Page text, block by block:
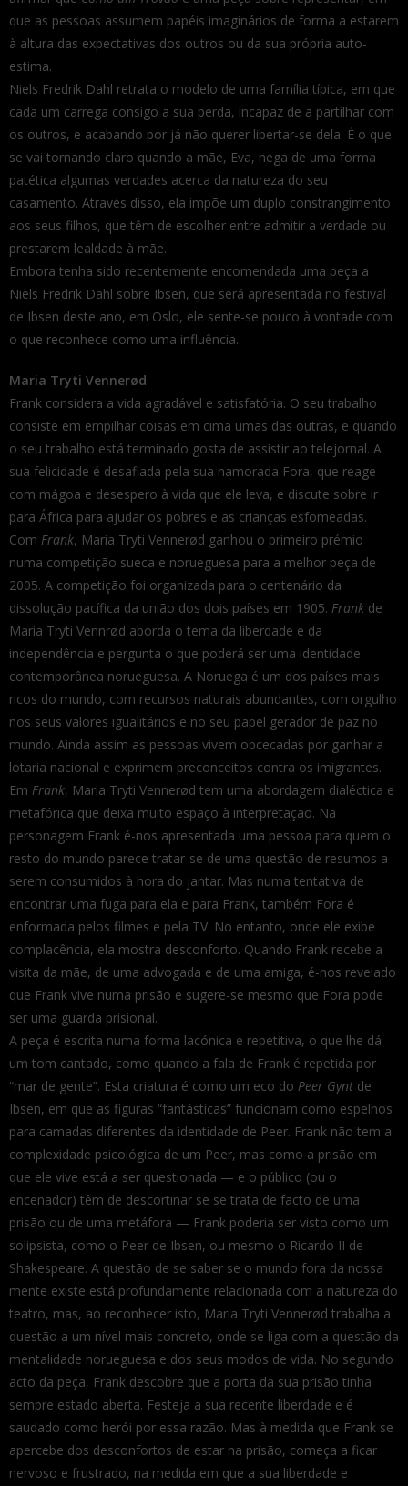
que as pessoas assumem papéis imaginários de forma a estarem
à altura das expectativas dos outros ou da sua própria auto-
estima.
Niels Fredrik Dahl retrata o modelo de uma família típica, em que
cada um carrega consigo a sua perda, incapaz de a partilhar com
os outros, e acabando por já não querer libertar-se dela. É o que
se vai tornando claro quando a mãe, Eva, nega de uma forma
patética algumas verdades acerca da natureza do seu
casamento. Através disso, ela impõe um duplo constrangimento
aos seus filhos, que têm de escolher entre admitir a verdade ou
prestarem lealdade à mãe.
Embora tenha sido recentemente encomendada uma peça a
Niels Fredrik Dahl sobre Ibsen, que será apresentada no festival
de Ibsen deste ano, em Oslo, ele sente-se pouco à vontade com
o que reconhece como uma influência.
Maria Tryti Vennerød
Frank considera a vida agradável e satisfatória. O seu trabalho
consiste em empilhar coisas em cima umas das outras, e quando
o seu trabalho está terminado gosta de assistir ao telejornal. A
sua felicidade é desafiada pela sua namorada Fora, que reage
com mágoa e desespero à vida que ele leva, e discute sobre ir
para África para ajudar os pobres e as crianças esfomeadas.
Com Frank, Maria Tryti Vennerød ganhou o primeiro prémio
numa competição sueca e norueguesa para a melhor peça de
2005. A competição foi organizada para o centenário da
dissolução pacífica da união dos dois países em 1905. Frank de
Maria Tryti Vennrød aborda o tema da liberdade e da
independência e pergunta o que poderá ser uma identidade
contemporânea norueguesa. A Noruega é um dos países mais
ricos do mundo, com recursos naturais abundantes, com orgulho
nos seus valores igualitários e no seu papel gerador de paz no
mundo. Ainda assim as pessoas vivem obcecadas por ganhar a
lotaria nacional e exprimem preconceitos contra os imigrantes.
Em Frank, Maria Tryti Vennerød tem uma abordagem dialéctica e
metafórica que deixa muito espaço à interpretação. Na
personagem Frank é-nos apresentada uma pessoa para quem o
resto do mundo parece tratar-se de uma questão de resumos a
serem consumidos à hora do jantar. Mas numa tentativa de
encontrar uma fuga para ela e para Frank, também Fora é
enformada pelos filmes e pela TV. No entanto, onde ele exibe
complacência, ela mostra desconforto. Quando Frank recebe a
visita da mãe, de uma advogada e de uma amiga, é-nos revelado
que Frank vive numa prisão e sugere-se mesmo que Fora pode
ser uma guarda prisional.
A peça é escrita numa forma lacónica e repetitiva, o que lhe dá
um tom cantado, como quando a fala de Frank é repetida por
“mar de gente”. Esta criatura é como um eco do Peer Gynt de
Ibsen, em que as figuras “fantásticas” funcionam como espelhos
para camadas diferentes da identidade de Peer. Frank não tem a
complexidade psicológica de um Peer, mas como a prisão em
que ele vive está a ser questionada — e o público (ou o
encenador) têm de descortinar se se trata de facto de uma
prisão ou de uma metáfora — Frank poderia ser visto como um
solipsista, como o Peer de Ibsen, ou mesmo o Ricardo II de
Shakespeare. A questão de se saber se o mundo fora da nossa
mente existe está profundamente relacionada com a natureza do
teatro, mas, ao reconhecer isto, Maria Tryti Vennerød trabalha a
questão a um nível mais concreto, onde se liga com a questão da
mentalidade norueguesa e dos seus modos de vida. No segundo
acto da peça, Frank descobre que a porta da sua prisão tinha
sempre estado aberta. Festeja a sua recente liberdade e é
saudado como herói por essa razão. Mas à medida que Frank se
apercebe dos desconfortos de estar na prisão, começa a ficar
nervoso e frustrado, na medida em que a sua liberdade e